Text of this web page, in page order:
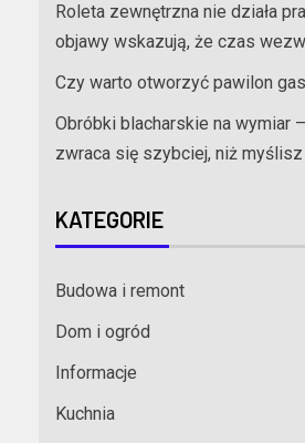
Roleta zewnętrzna nie działa
objawy wskazują, że czas
Czy warto otworzyć pawilon
Obróbki blacharskie na wymiar
zwraca się szybciej, niż myślisz
KATEGORIE
Budowa i remont
Dom i ogród
Informacje
Kuchnia